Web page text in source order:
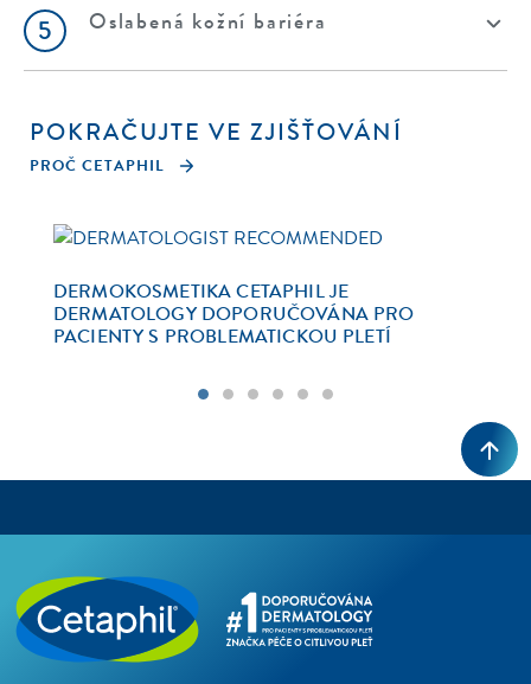
5 Oslabená kožní bariéra
POKRAČUJTE VE ZJIŠŤOVÁNÍ
PROČ CETAPHIL
DERMOKOSMETIKA CETAPHIL JE
DERMATOLOGY DOPORUČOVÁNA PRO
PACIENTY S PROBLEMATICKOU PLETÍ